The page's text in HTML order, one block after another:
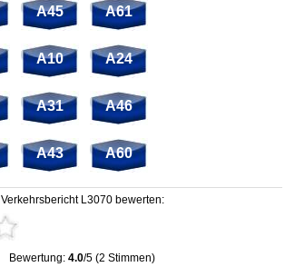
A45 A61
A10 A24
A31 A46
A43 A60
Verkehrsbericht L3070 bewerten:
Bewertung:4.0/5 (2 Stimmen)